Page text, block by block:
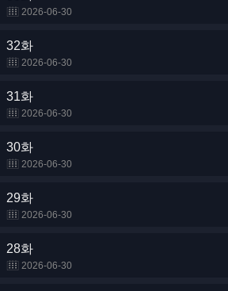
2026-06-30
32화
2026-06-30
31화
2026-06-30
30화
2026-06-30
29화
2026-06-30
28화
2026-06-30